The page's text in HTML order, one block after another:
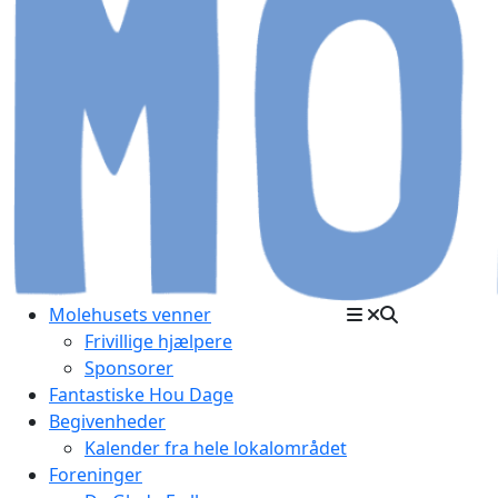
Molehusets venner
Frivillige hjælpere
Sponsorer
Fantastiske Hou Dage
Begivenheder
Kalender fra hele lokalområdet
Foreninger